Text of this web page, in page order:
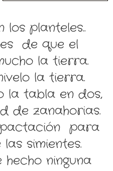
planteles..
de que el
la tierra.
la tierra.
la tabla en dos,
de zanahorias.
para
simientes.
hecho ninguna